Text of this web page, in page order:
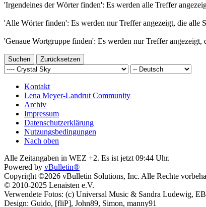
'Irgendeines der Wörter finden': Es werden alle Treffer
'Alle Wörter finden': Es werden nur Treffer angezeigt, die alle
'Genaue Wortgruppe finden': Es werden nur Treffer angezeigt,
Kontakt
Lena Meyer-Landrut Community
Archiv
Impressum
Datenschutzerklärung
Nutzungsbedingungen
Nach oben
Alle Zeitangaben in WEZ +2. Es ist jetzt 09:44 Uhr.
Powered by vBulletin®
Copyright ©2026 vBulletin Solutions, Inc. Alle Rechte
© 2010-2025 Lenaisten e.V.
Verwendete Fotos: (c) Universal Music & Sandra Ludewig,
Design: Guido, [fliP], John89, Simon, manny91